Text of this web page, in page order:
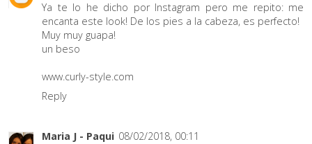
Ya te lo he dicho por Instagram pero me repito: me
encanta este look! De los pies a la cabeza, es perfecto!
Muy muy guapa!
un beso
www.curly-style.com
Reply
Maria J - Paqui 08/02/2018, 00:11